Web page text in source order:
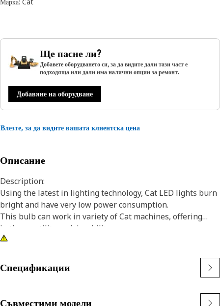
Ще пасне ли?
Добавете оборудването си, за да видите дали тази част е
подходяща или дали има налични опции за ремонт.
Добавяне на оборудване
Влезте, за да видите вашата клиентска цена
Описание
Description:
Using the latest in lighting technology, Cat LED lights burn
bright and have very low power consumption.
This bulb can work in variety of Cat machines, offering
both versatility and durability.
Attributes:
• T-3 1/4 bulb size
• A-1 base size
Спецификации
Съвместими модели